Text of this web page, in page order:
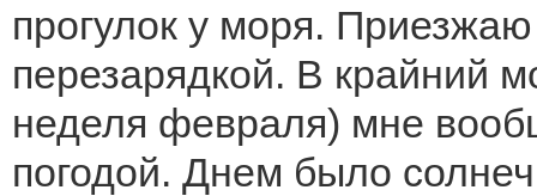
прогулок у моря.
перезарядкой. В крайний
неделя февраля) мне
погодой. Днем было